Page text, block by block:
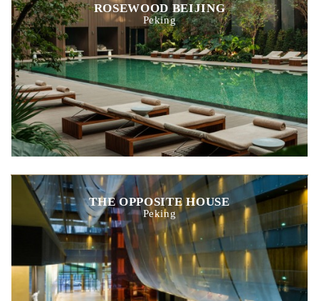
ROSEWOOD BEIJING
Peking
THE OPPOSITE HOUSE
Peking